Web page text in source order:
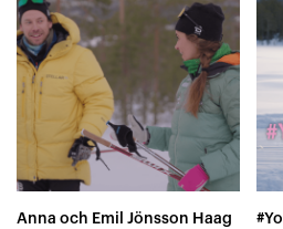
Anna och Emil Jönsson Haag